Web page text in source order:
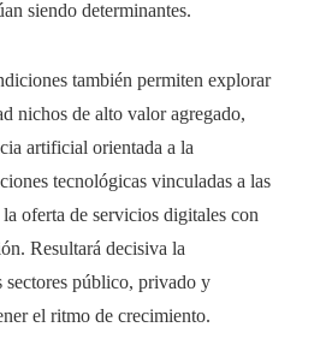
siendo determinantes.
también permiten explorar
nichos de alto valor agregado,
artificial orientada a la
tecnológicas vinculadas a las
oferta de servicios digitales con
Resultará decisiva la
sectores público, privado y
el ritmo de crecimiento.